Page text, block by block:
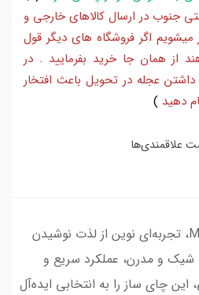
جنوب در ارسال کالاهای خارجی و
اگر فروشگاه های دیگر قول
از همان جا خرید بفرمایید . در
عجله در تحویل باعث افتخار
دهید )
با چای ساز مایر مدل MR1546، تجربه‌ای نوین از لذت نوشیدن
شیک و مدرن، عملکرد سریع و
این چای ساز را به انتخابی ایده‌آل